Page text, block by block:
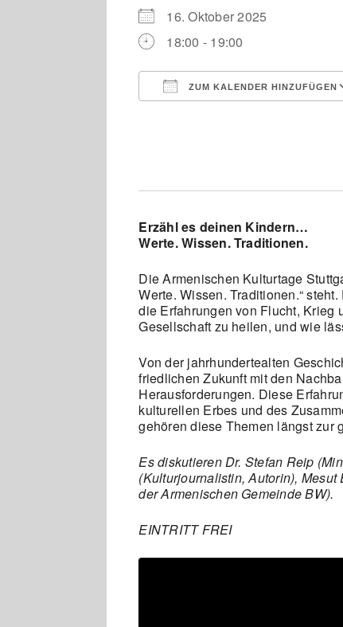
16. Oktober 2025
18:00 - 19:00
ZUM KALENDER HINZUFÜGEN
Erzähl es deinen Kindern…
Werte. Wissen. Traditionen.
Die Armenischen Kulturtage
Werte. Wissen. Traditionen.“
die Erfahrungen von Flucht, Krieg
Gesellschaft zu heilen, und wie
Von der jahrhundertealten
friedlichen Zukunft mit den
Herausforderungen. Diese
kulturellen Erbes und des
gehören diese Themen längst zur
Es diskutierenDr. Stefan Reip
(Kulturjournalistin, Autorin), Mesut
der Armenischen Gemeinde BW).
EINTRITT FREI